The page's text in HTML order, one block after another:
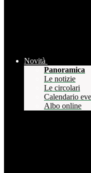
Novità
Panoramica
Le notizie
Le circolari
Calendario
Albo online